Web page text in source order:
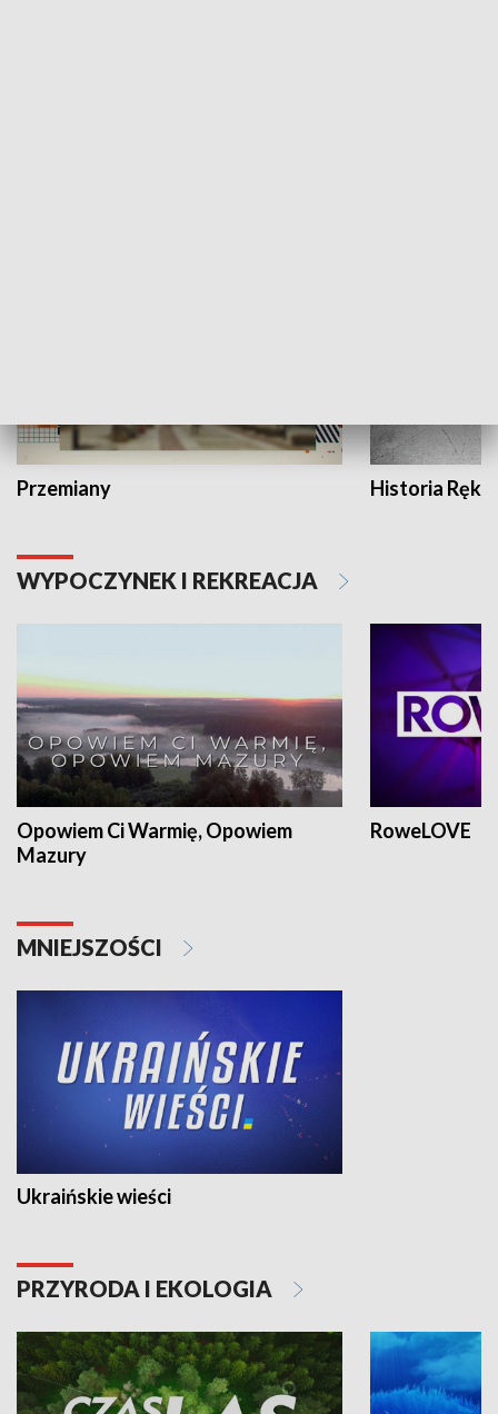
Przemiany Historia Ręką
WYPOCZYNEK I REKREACJA
Opowiem Ci Warmię, Opowiem
Mazury
RoweLOVE
MNIEJSZOŚCI
Ukraińskie wieści
PRZYRODA I EKOLOGIA